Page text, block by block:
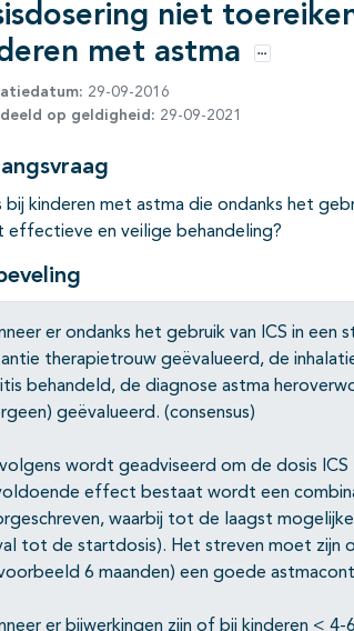
deze richtlijn
niet
met astma
Opties
29-09-2016
op geldigheid: 29-09-2021
bij kinderen met astma die ondanks het
effectieve en veilige behandeling?
er ondanks het gebruik van ICS in
therapietrouw geëvalueerd, de
behandeld, de diagnose astma
geëvalueerd. (consensus)
wordt geadviseerd om de dosis
effect bestaat wordt een
waarbij tot de laagst
tot de startdosis). Het streven moet zijn
6 maanden) een goede
er bijwerkingen zijn of bij kinderen < 4-